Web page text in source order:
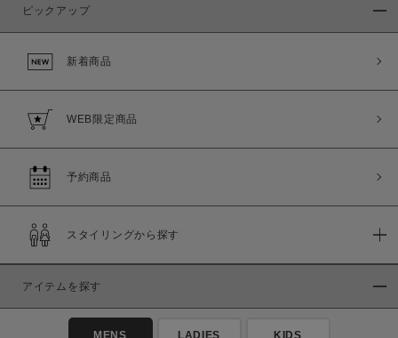
ピックアップ
新着商品
WEB限定商品
予約商品
スタイリングから探す
アイテムを探す
MENS LADIES KIDS